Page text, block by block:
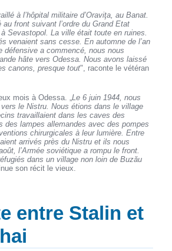
à l’hôpital militaire d’Oraviţa, au Banat.
au front suivant l’ordre du Grand Etat
Sevastopol. La ville était toute en ruines.
venaient sans cesse. En automne de l’an
défensive a commencé, nous nous
hâte vers Odessa. Nous avons laissé
canons, presque tout", raconte le vétéran
mois à Odessa. „Le 6 juin 1944, nous
le Nistru. Nous étions dans le village
travaillaient dans les caves des
des lampes allemandes avec des pompes
chirurgicales à leur lumière. Entre
arrivés près du Nistru et ils nous
l’Armée soviétique a rompu le front.
dans un village non loin de Buzău
son récit le vieux.
entre Stalin et